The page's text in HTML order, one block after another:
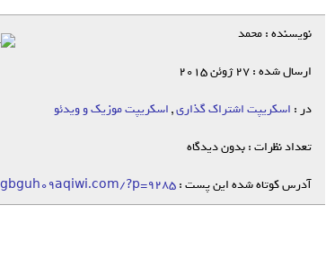
نویسنده : محمد
ارسال شده : 27 ژوئن 2015
در : اسکریپت اشتراک گذاری,اسکریپت موزیک و ویدئو
تعداد نظرات : بدون دیدگاه
آدرس کوتاه شده این پست :?p=9285